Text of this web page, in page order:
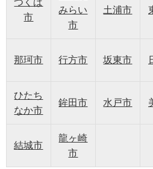
つくば
市
みらい
市
土浦市
那珂市 行方市 坂東市
ひたち
なか市
鉾田市 水戸市
結城市
龍ヶ崎
市